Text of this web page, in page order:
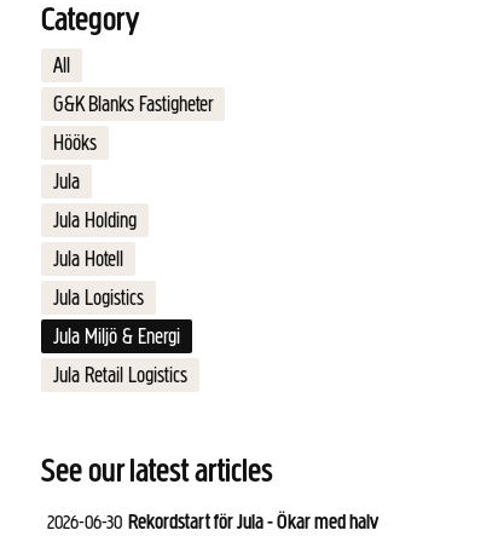
Category
All
G&K Blanks Fastigheter
Hööks
Jula
Jula Holding
Jula Hotell
Jula Logistics
Jula Miljö & Energi
Jula Retail Logistics
See our latest articles
2026-06-30 Rekordstart för Jula - Ökar med halv